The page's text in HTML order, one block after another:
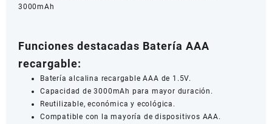
3000mAh
Funciones destacadas Batería AAA
recargable:
Batería alcalina recargable AAA de 1.5V.
Capacidad de 3000mAh para mayor duración.
Reutilizable, económica y ecológica.
Compatible con la mayoría de dispositivos AAA.